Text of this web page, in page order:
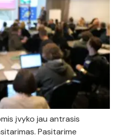
įvyko jau antrasis
Pasitarime